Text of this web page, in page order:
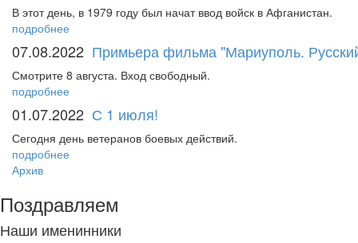
В этот день, в 1979 году был начат ввод войск в Афганистан.
подробнее
07.08.2022 Примьера фильма "Мариуполь.
Смотрите 8 августа. Вход свободный.
подробнее
01.07.2022 С 1 июля!
Сегодня день ветеранов боевых действий.
подробнее
Архив
Поздравляем
Наши именинники